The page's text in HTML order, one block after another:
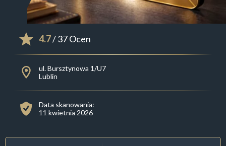
4.7/ 37 Ocen
ul. Bursztynowa 1/U7
Lublin
Data skanowania:
11 kwietnia 2026